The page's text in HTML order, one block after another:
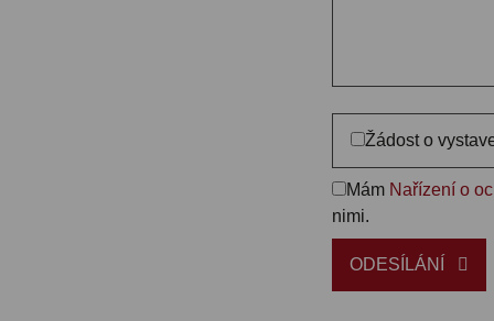
Žádost o
Mám Nařízení o
nimi.
ODESÍLÁNÍ